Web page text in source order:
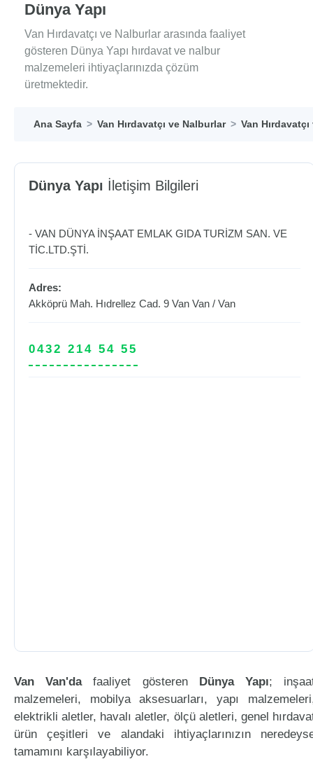
Dünya Yapı
Van Hırdavatçı ve Nalburlar arasında faaliyet
gösteren Dünya Yapı hırdavat ve nalbur
malzemeleri ihtiyaçlarınızda çözüm
üretmektedir.
Ana Sayfa Van Hırdavatçı ve Nalburlar Van
Dünya Yapı İletişim Bilgileri
- VAN DÜNYA İNŞAAT EMLAK GIDA TURİZM SAN. VE
TİC.LTD.ŞTİ.
Adres:
Akköprü Mah. Hıdrellez Cad. 9 Van Van / Van
0432 214 54 55
Van Van'dafaaliyet gösteren Dünya Yapı;
malzemeleri, mobilya aksesuarları, yapı
elektrikli aletler, havalı aletler, ölçü aletleri, genel
ürün çeşitleri ve alandaki ihtiyaçlarınızın
tamamını karşılayabiliyor.